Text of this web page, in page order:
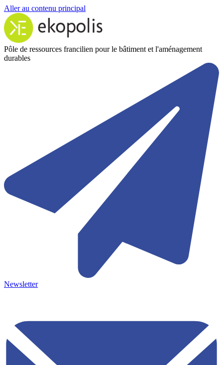
Aller au contenu principal
Pôle de ressources francilien pour le bâtiment et l'aménagement
durables
Newsletter